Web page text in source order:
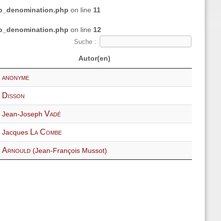
on line 11
on line 12
Suche :
Autor(en)
anonyme
Disson
Jean-JosephVadé
Jacques La Combe
Arnould (Jean-François Mussot)